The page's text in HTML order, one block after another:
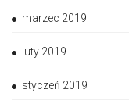
marzec 2019
luty 2019
styczeń 2019